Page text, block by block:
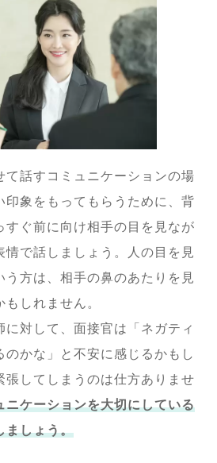
て話すコミュニケーションの場
印象をもってもらうために、背
すぐ前に向け相手の目を見なが
情で話しましょう。人の目を見
う方は、相手の鼻のあたりを見
しれません。
対して、面接官は「ネガティ
のかな」と不安に感じるかもし
張してしまうのは仕方ありませ
ニケーションを大切にしている
ましょう。